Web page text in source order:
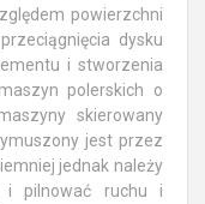
powierzchni
dysku
i stworzenia
polerskich o
skierowany
jest przez
jednak należy
i pilnować ruchu i